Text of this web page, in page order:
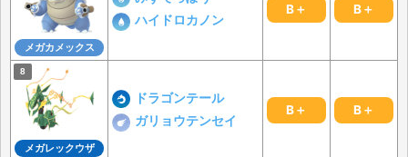
メガカメックス
ハイドロカノン
B＋ B＋
メガレックウザ
ドラゴンテール
ガリョウテンセイ
B＋ B＋